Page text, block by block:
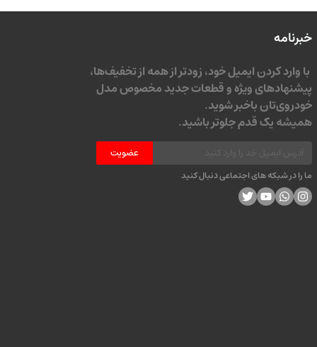
خبرنامه
با وارد کردن ایمیل خود، زودتر از همه از تخفیف‌ها،
پیشنهادهای ویژه و قطعات جدید مخصوص مدل
خودروی‌تان باخبر شوید.
همیشه یک قدم جلوتر باشید.
عضویت
ما را در شبکه های اجتماعی دنبال کنید